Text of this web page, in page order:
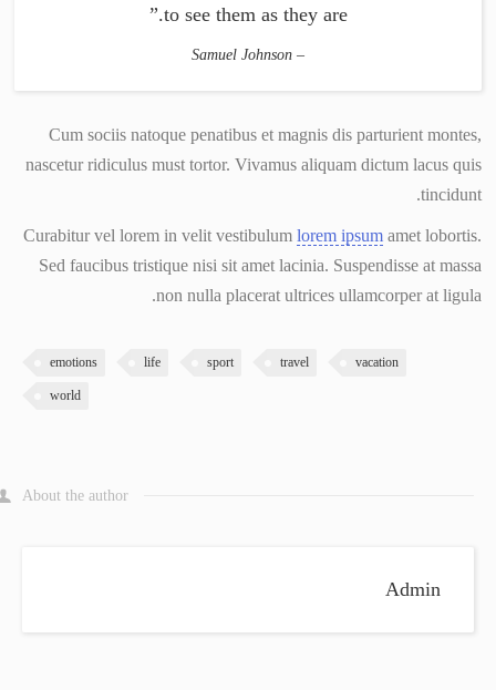
to see them as they are.”
– Samuel Johnson
Cum sociis natoque penatibus et magnis dis parturient montes,
nascetur ridiculus must tortor. Vivamus aliquam dictum lacus quis
tincidunt.
Curabitur vel lorem in velit vestibulum lorem ipsum amet lobortis.
Sed faucibus tristique nisi sit amet lacinia. Suspendisse at massa
non nulla placerat ultrices ullamcorper at ligula.
emotions life sport travel vacation
world
About the author
Admin